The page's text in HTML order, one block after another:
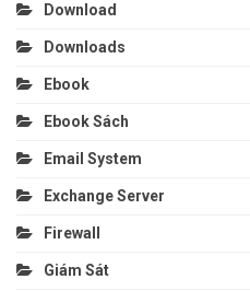
Download
Downloads
Ebook
Ebook Sách
Email System
Exchange Server
Firewall
Giám Sát